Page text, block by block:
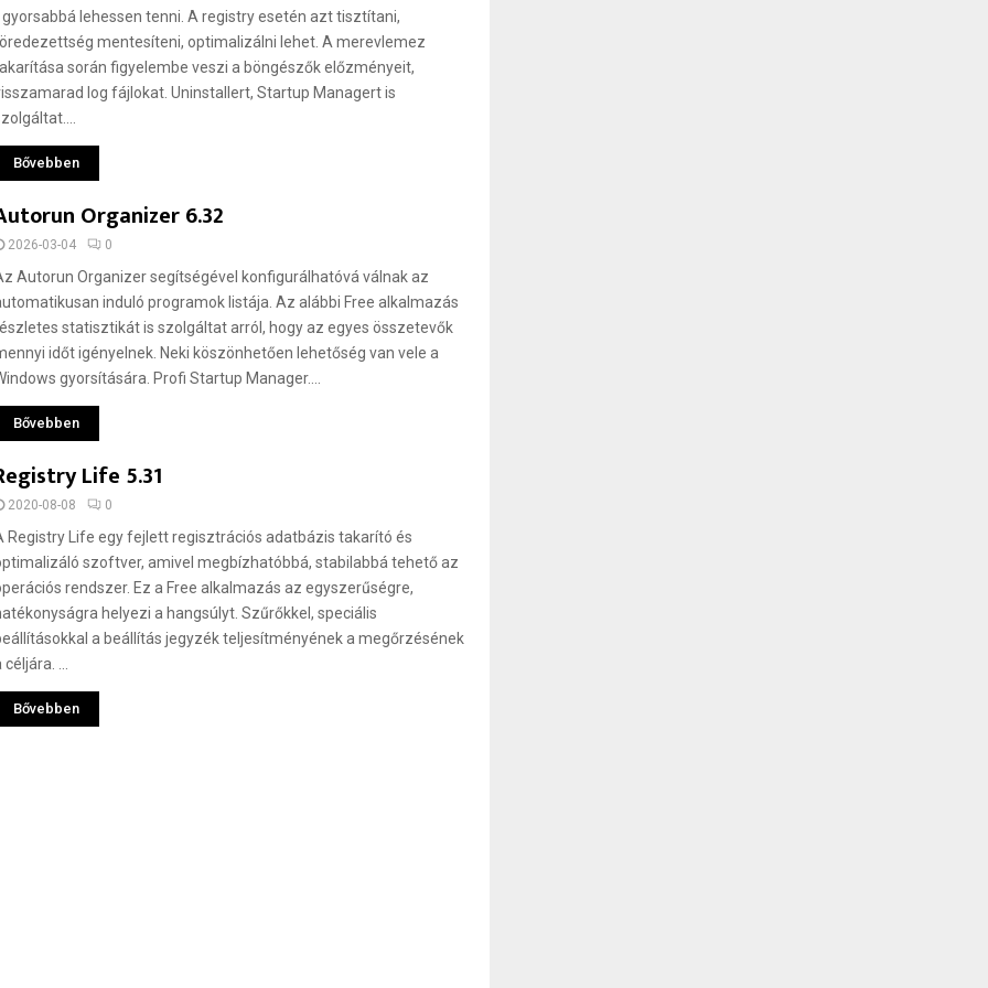
lehessen tenni. A registry esetén azt tisztítani,
mentesíteni, optimalizálni lehet. A merevlemez
során figyelembe veszi a böngészők előzményeit,
log fájlokat. Uninstallert, Startup Managert is
Bővebben
Organizer 6.32
2026-03-04 0
Autorun Organizer segítségével konfigurálhatóvá válnak az
induló programok listája. Az alábbi Free alkalmazás
statisztikát is szolgáltat arról, hogy az egyes összetevők
időt igényelnek. Neki köszönhetően lehetőség van vele a
gyorsítására. Profi Startup Manager....
Bővebben
Life 5.31
2020-08-08 0
Registry Life egy fejlett regisztrációs adatbázis takarító és
szoftver, amivel megbízhatóbbá, stabilabbá tehető az
rendszer. Ez a Free alkalmazás az egyszerűségre,
helyezi a hangsúlyt. Szűrőkkel, speciális
a beállítás jegyzék teljesítményének a megőrzésének
céljára. ...
Bővebben